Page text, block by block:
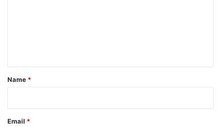
*
Name *
Email *